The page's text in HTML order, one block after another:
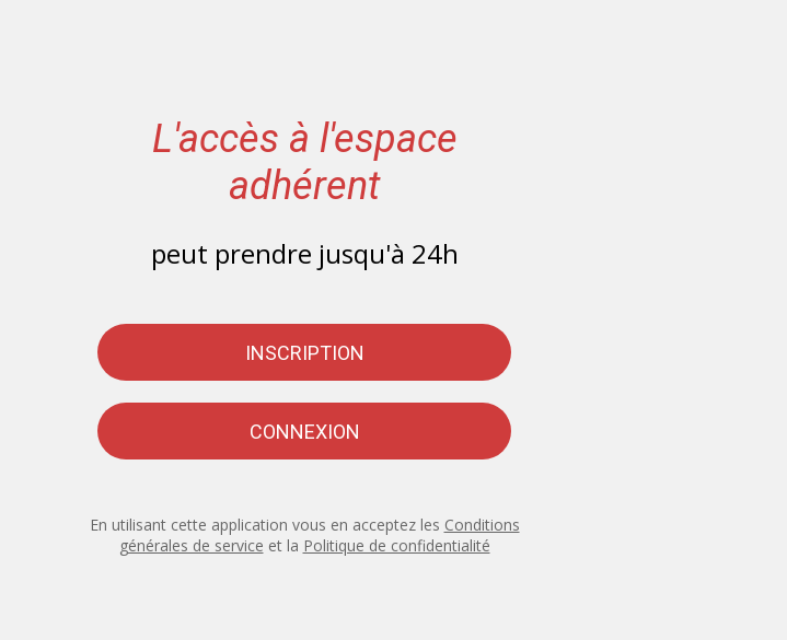
L'accès à l'espace
adhérent
peut prendre jusqu'à 24h
INSCRIPTION
CONNEXION
En utilisant cette application vous en acceptez les Conditions
générales de service et la Politique de confidentialité